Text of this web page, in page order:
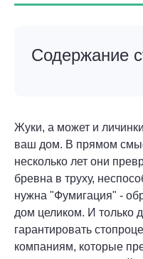
Содержание
Жуки, а может и
ваш дом. В прямом
несколько лет они
бревна в труху,
нужна "Фумигация" -
дом целиком. И только
гарантировать
компаниям, которые